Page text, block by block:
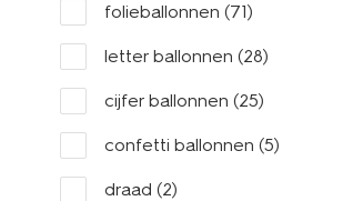
folieballonnen (71)
letter ballonnen (28)
cijfer ballonnen (25)
confetti ballonnen (5)
draad (2)